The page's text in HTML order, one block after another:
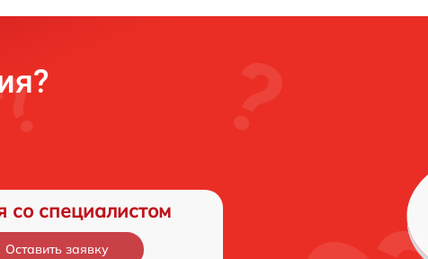
со специалистом
Оставить заявку